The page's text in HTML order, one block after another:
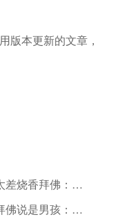
版本更新的文章，
成绩太差烧香拜佛：拜佛许愿图片背景
烧香拜佛说是男孩：日照上香拜佛的地方